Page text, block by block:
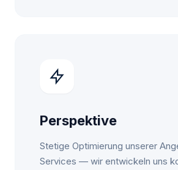
Perspektive
Stetige Optimierung unserer
Services — wir entwickeln uns